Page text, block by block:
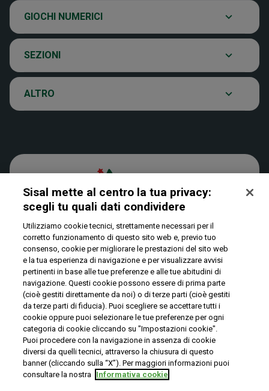
GIOCHI NUMERICI
Eurojackpot
VinciCasa
Play Your Date
SEZIONI
Ultima estrazione
Archivio estrazioni
Verifica vincite
News
ALTRO
Contatti
Notifiche
Cookies
Privacy
IL GIOCO È VIETATO AI MINORI E PUÒ CAUSARE
DIPENDENZA PATOLOGICA
© Copyright Sisal Italia S.p.A. - P.I. 02433760135
Privacy Cookies
Mappa
del
sito
Sisal mette al centro la tua privacy:
scegli tu quali dati condividere​
Utilizziamo cookie tecnici, strettamente necessari per il
corretto funzionamento di questo sito web e, previo tuo
consenso, cookie per migliorare le prestazioni del sito web
e la tua esperienza di navigazione e per visualizzare avvisi
pertinenti in base alle tue preferenze e alle tue abitudini di
navigazione. Questi cookie possono essere di prima parte
(cioè gestiti direttamente da noi) o di terze parti (cioè gestiti
da terze parti di fiducia). Puoi scegliere se accettare tutti i
cookie oppure puoi selezionare le tue preferenze per ogni
categoria di cookie cliccando su "Impostazioni cookie".
Puoi procedere con la navigazione in assenza di cookie
diversi da quelli tecnici, attraverso la chiusura di questo
banner (cliccando sulla “X”). Per maggiori informazioni puoi
consultare la nostra Informativa cookie